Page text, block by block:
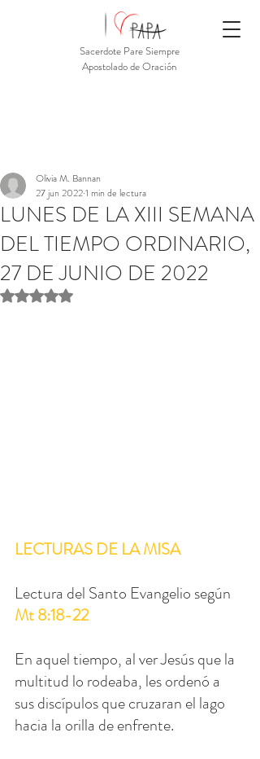
Sacerdote Pare Siempre
Apostolado de Oración
LUNES DE LA XIII SEMANA
DEL TIEMPO ORDINARIO,
27 DE JUNIO DE 2022
Olivia M. Bannan
27 jun 20221 min de lectura
Obtuvo NaN de 5 estrellas.
LECTURAS DE LA MISA
Lectura del Santo Evangelio según
Mt 8:18-22
En aquel tiempo, al ver Jesús que la
multitud lo rodeaba, les ordenó a
sus discípulos que cruzaran el lago
hacia la orilla de enfrente.